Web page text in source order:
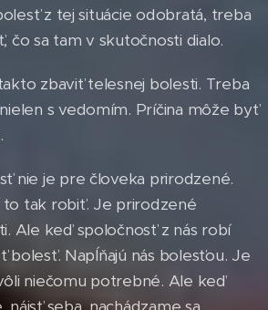
z tej situácie odobratá, treba
čo sa tam v skutočnosti dialo.
zbaviť telesnej bolesti. Treba
s vedomím. Príčina môže byť
nie je pre človeka prirodzené.
tak robiť. Je prirodzené
Ale keď spoločnosť z nás robí
bolesť. Napĺňajú nás bolesťou. Je
niečomu potrebné. Ale keď